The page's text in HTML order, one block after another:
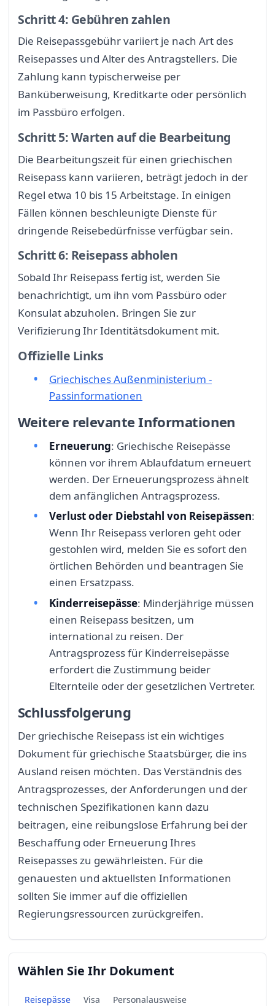
Schritt 4: Gebühren zahlen
Die Reisepassgebühr variiert je nach Art des
Reisepasses und Alter des Antragstellers. Die
Zahlung kann typischerweise per
Banküberweisung, Kreditkarte oder persönlich
im Passbüro erfolgen.
Schritt 5: Warten auf die Bearbeitung
Die Bearbeitungszeit für einen griechischen
Reisepass kann variieren, beträgt jedoch in der
Regel etwa 10 bis 15 Arbeitstage. In einigen
Fällen können beschleunigte Dienste für
dringende Reisebedürfnisse verfügbar sein.
Schritt 6: Reisepass abholen
Sobald Ihr Reisepass fertig ist, werden Sie
benachrichtigt, um ihn vom Passbüro oder
Konsulat abzuholen. Bringen Sie zur
Verifizierung Ihr Identitätsdokument mit.
Offizielle Links
Griechisches Außenministerium -
Passinformationen
Weitere relevante Informationen
Erneuerung: Griechische Reisepässe
können vor ihrem Ablaufdatum erneuert
werden. Der Erneuerungsprozess ähnelt
dem anfänglichen Antragsprozess.
Verlust oder Diebstahl von Reisepässen:
Wenn Ihr Reisepass verloren geht oder
gestohlen wird, melden Sie es sofort den
örtlichen Behörden und beantragen Sie
einen Ersatzpass.
Kinderreisepässe: Minderjährige müssen
einen Reisepass besitzen, um
international zu reisen. Der
Antragsprozess für Kinderreisepässe
erfordert die Zustimmung beider
Elternteile oder der gesetzlichen Vertreter.
Schlussfolgerung
Der griechische Reisepass ist ein wichtiges
Dokument für griechische Staatsbürger, die ins
Ausland reisen möchten. Das Verständnis des
Antragsprozesses, der Anforderungen und der
technischen Spezifikationen kann dazu
beitragen, eine reibungslose Erfahrung bei der
Beschaffung oder Erneuerung Ihres
Reisepasses zu gewährleisten. Für die
genauesten und aktuellsten Informationen
sollten Sie immer auf die offiziellen
Regierungsressourcen zurückgreifen.
Wählen Sie Ihr Dokument
Reisepässe Visa
Personalausweise